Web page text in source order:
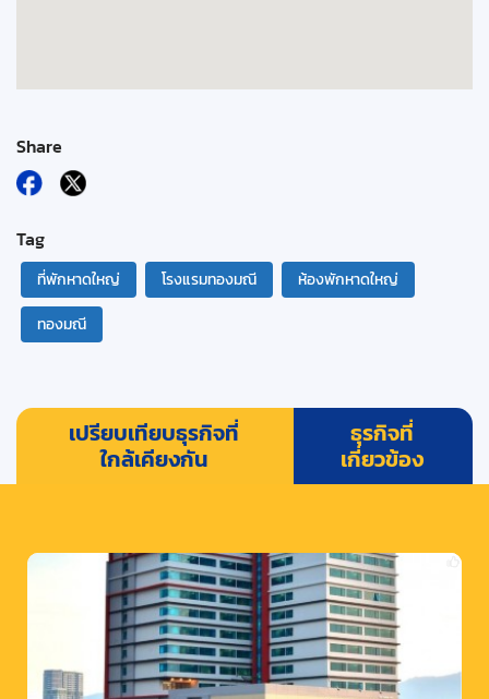
Share
Tag
ที่พักหาดใหญ่ โรงแรมทองมณี
ห้องพักหาดใหญ่
ทองมณี
เปรียบเทียบธุรกิจที่
ใกล้เคียงกัน
ธุรกิจที่
เกี่ยวข้อง